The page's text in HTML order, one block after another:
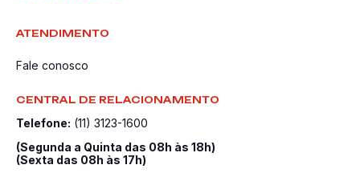
ATENDIMENTO
Fale conosco
CENTRAL DE RELACIONAMENTO
Telefone: (11) 3123-1600
(Segunda a Quinta das 08h às 18h)
(Sexta das 08h às 17h)